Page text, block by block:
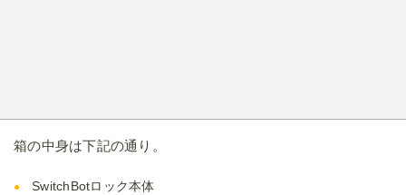
箱の中身は下記の通り。
SwitchBotロック本体